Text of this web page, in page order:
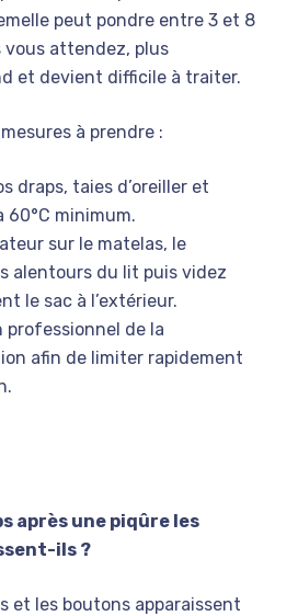
peut pondre entre 3 et 8
attendez, plus
et devient difficile à traiter.
à prendre :
draps, taies d’oreiller et
60°C minimum.
sur le matelas, le
alentours du lit puis videz
le sac à l’extérieur.
professionnel de la
afin de limiter rapidement
après une piqûre les
ils ?
et les boutons apparaissent